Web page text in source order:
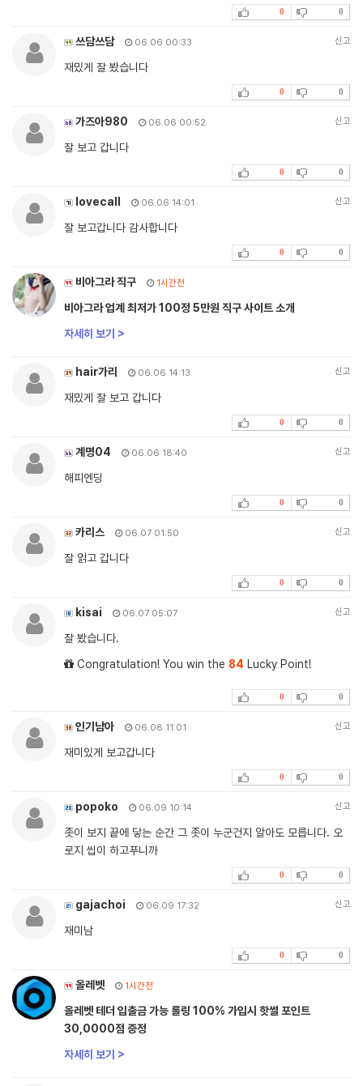
0 0
쓰담쓰담 06.06 00:33 신고
재밌게 잘 봤습니다
0 0
가즈아980 06.06 00:52 신고
잘 보고 갑니다
0 0
lovecall 06.06 14:01 신고
잘 보고갑니다 감사합니다
0 0
비아그라 직구 1시간전
비아그라 업계 최저가 100정 5만원 직구 사이트 소개
자세히 보기 >
hair가리 06.06 14:13 신고
재밌게 잘 보고 갑니다
0 0
계명04 06.06 18:40 신고
해피엔딩
0 0
카리스 06.07 01:50 신고
잘 읽고 갑니다
0 0
kisai 06.07 05:07 신고
잘 봤습니다.
Congratulation! You win the 84 Lucky Point!
0 0
인기남아 06.08 11:01 신고
재미있게 보고갑니다
0 0
popoko 06.09 10:14 신고
좃이 보지 끝에 닿는 순간 그 좃이 누군건지 알아도 모릅니다. 오
로지 씹이 하고푸니까
0 0
gajachoi 06.09 17:32 신고
재미남
0 0
올레벳 1시간전
올레벳 테더 입출금 가능 롤링 100% 가입시 핫썰 포인트
30,0000점 증정
자세히 보기 >